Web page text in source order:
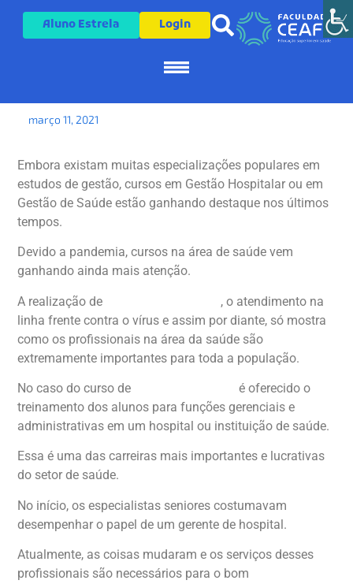
Aluno Estrela Login
Gestão hospitalar: para
quem se destina este
março 11, 2021
Embora existam muitas especializações populares em
estudos de gestão, cursos em Gestão Hospitalar ou em
Gestão de Saúde estão ganhando destaque nos últimos
tempos.
Devido a pandemia, cursos na área de saúde vem
ganhando ainda mais atenção.
A realização de
, o atendimento na
linha frente contra o vírus e assim por diante, só mostra
como os profissionais na área da saúde são
extremamente importantes para toda a população.
No caso do curso de
é oferecido o
treinamento dos alunos para funções gerenciais e
administrativas em um hospital ou instituição de saúde.
Essa é uma das carreiras mais importantes e lucrativas
do setor de saúde.
No início, os especialistas seniores costumavam
desempenhar o papel de um gerente de hospital.
Atualmente, as coisas mudaram e os serviços desses
profissionais são necessários para o bom